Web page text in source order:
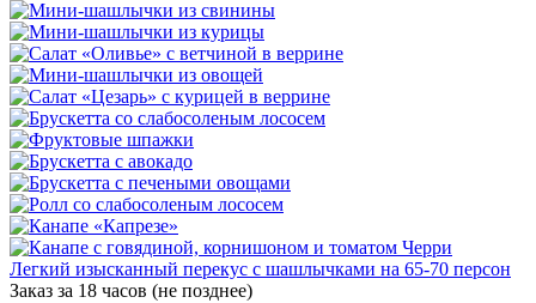
Легкий изысканный перекус с шашлычками на 65-70 персон
Заказ за 18 часов (не позднее)